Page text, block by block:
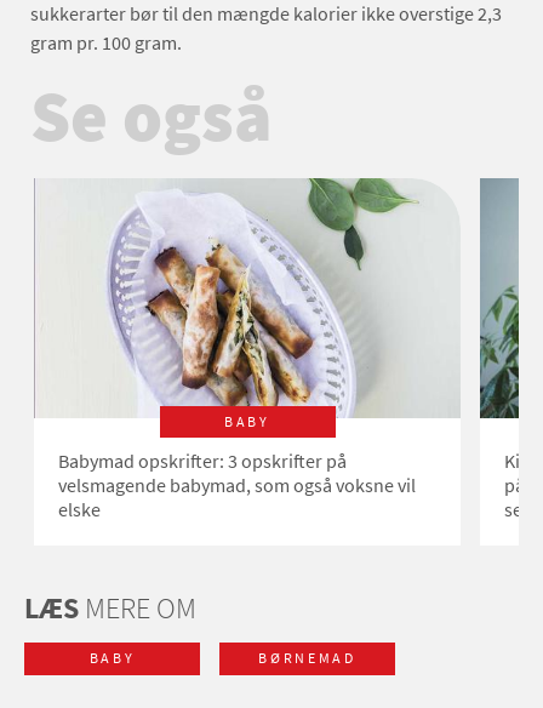
sukkerarter bør til den mængde kalorier ikke overstige 2,3
gram pr. 100 gram.
Se også
BABY
Babymad opskrifter: 3 opskrifter på
velsmagende babymad, som også voksne vil
elske
på
selv
LÆS MERE OM
BABY BØRNEMAD